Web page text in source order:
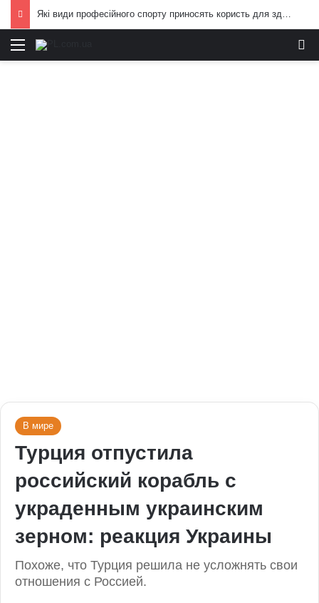
Які види професійного спорту приносять користь для здоров’я: поради експертів
Меню
В мире
Турция отпустила
российский корабль с
украденным украинским
зерном: реакция Украины
Похоже, что Турция решила не усложнять свои
отношения с Россией.